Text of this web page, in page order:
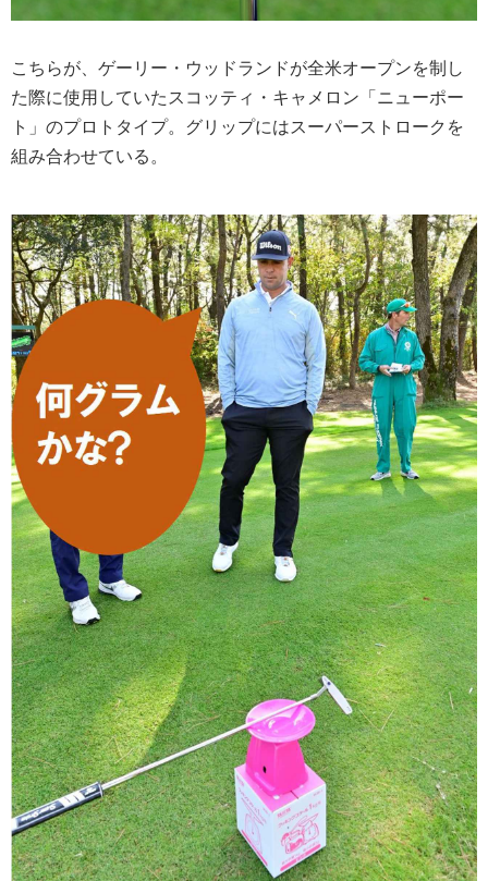
こちらが、ゲーリー・ウッドランドが全米オープンを制し
た際に使用していたスコッティ・キャメロン「ニューポー
ト」のプロトタイプ。グリップにはスーパーストロークを
組み合わせている。